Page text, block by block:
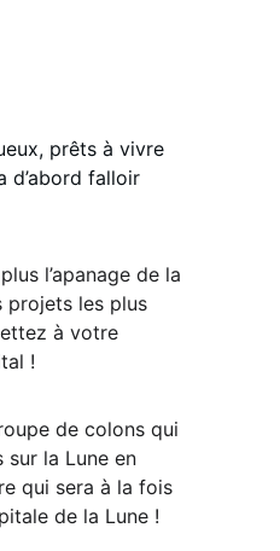
prêts à vivre
d’abord falloir
l’apanage de la
projets les plus
à votre
!
de colons qui
sur la Lune en
qui sera à la fois
de la Lune !